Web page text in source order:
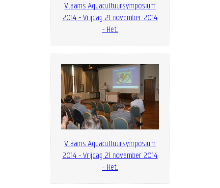
Vlaams Aquacultuursymposium
2014 - Vrijdag 21 november 2014
- Het...
Vlaams Aquacultuursymposium
2014 - Vrijdag 21 november 2014
- Het...